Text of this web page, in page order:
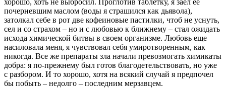
почерневшим маслом (воды я страшился как дьявола),
затолкал себе в рот две кофеиновые пастилки, чтоб не уснуть,
сел и со страхом – но и с любовью к ближнему – стал ожидать
исхода химической битвы в своем организме. Любовь еще
насиловала меня, я чувствовал себя умиротворенным, как
никогда. Все же препараты зла начали превозмогать химикаты
добра: я по-прежнему был готов благодетельствовать, но уже
с разбором. И то хорошо, хотя на всякий случай я предпочел
бы побыть – недолго – последним мерзавцем.